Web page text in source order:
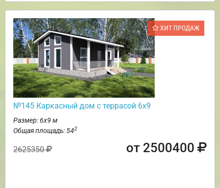
ХИТ ПРОДАЖ
№145 Каркасный дом с террасой 6х9
Размер: 6х9 м
Общая площадь: 542
2625350 от 2500400